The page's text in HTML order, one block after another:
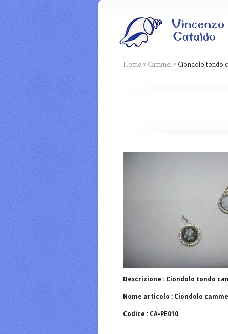
Home » Cammei » Ciondolo tondo
Descrizione : Ciondolo tondo
Nome articolo : Ciondolo
Codice : CA-PE010